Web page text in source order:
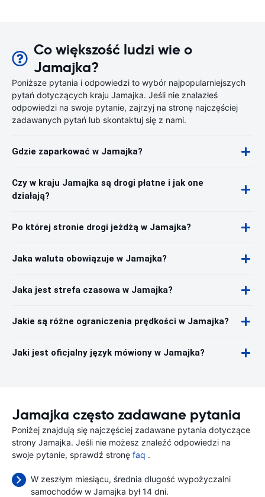
Co większość ludzi wie o
Jamajka?
Poniższe pytania i odpowiedzi to wybór najpopularniejszych
pytań dotyczących kraju Jamajka. Jeśli nie znalazłeś
odpowiedzi na swoje pytanie, zajrzyj na stronę najczęściej
zadawanych pytań lub skontaktuj się z nami.
Gdzie zaparkować w Jamajka?
Czy w kraju Jamajka są drogi płatne i jak one
działają?
Po której stronie drogi jeżdżą w Jamajka?
Jaka waluta obowiązuje w Jamajka?
Jaka jest strefa czasowa w Jamajka?
Jakie są różne ograniczenia prędkości w Jamajka?
Jaki jest oficjalny język mówiony w Jamajka?
Jamajka często zadawane pytania
Poniżej znajdują się najczęściej zadawane pytania dotyczące
strony Jamajka. Jeśli nie możesz znaleźć odpowiedzi na
swoje pytanie, sprawdź stronę faq .
W zeszłym miesiącu, średnia długość wypożyczalni
samochodów w Jamajka był 14 dni.